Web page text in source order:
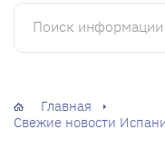
Поиск информации об
Главная
Свежие новости